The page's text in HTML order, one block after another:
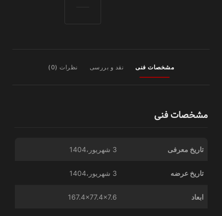
مشخصات فنی نقد و بررسی نظرات (0)
مشخصات فنی
تاریخ معرفی 3 شهریور،1404
تاریخ عرضه 3 شهریور،1404
ابعاد 167.4x77.4x7.6